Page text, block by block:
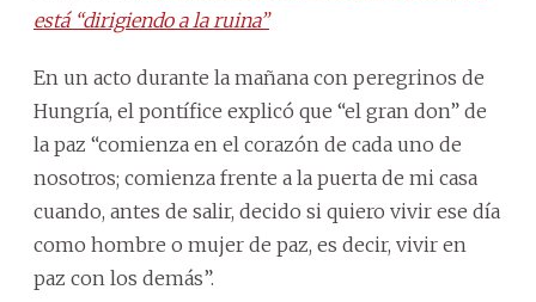
está “dirigiendo a la ruina”
En un acto durante la mañana con peregrinos de
Hungría, el pontífice explicó que “el gran don” de
la paz “comienza en el corazón de cada uno de
nosotros; comienza frente a la puerta de mi casa
cuando, antes de salir, decido si quiero vivir ese día
como hombre o mujer de paz, es decir, vivir en
paz con los demás”.